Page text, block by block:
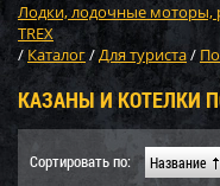
Лодки, лодочные моторы,
TREX
/Каталог/Для туриста/
КАЗАНЫ И КОТЕЛКИ
Сортировать по: Название